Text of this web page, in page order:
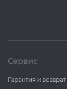
Сервис
Гарантия и возврат